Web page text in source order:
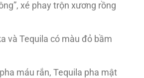
xé phay trộn xương rồng
và Tequila có màu đỏ bầm
máu rắn, Tequila pha mật